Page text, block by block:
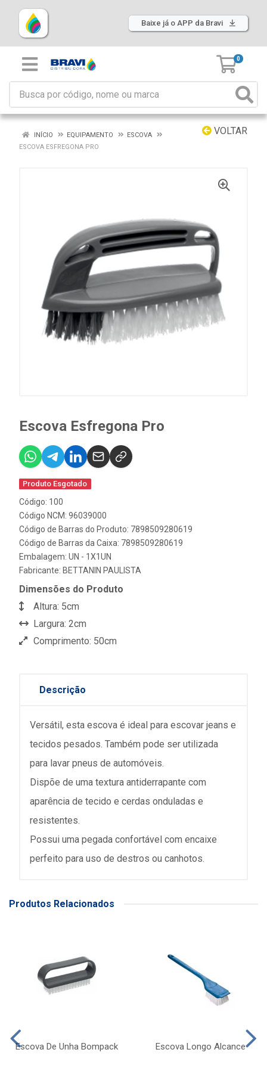
Baixe já o APP da Bravi
0
VOLTAR
INÍCIO EQUIPAMENTO
ESCOVA
ESCOVA ESFREGONA PRO
Escova Esfregona Pro
Produto Esgotado
Código: 100
Código NCM: 96039000
Código de Barras do Produto: 7898509280619
Código de Barras da Caixa: 7898509280619
Embalagem: UN - 1X1UN
Fabricante: BETTANIN PAULISTA
Dimensões do Produto
Altura: 5cm
Largura: 2cm
Comprimento: 50cm
Descrição
Versátil, esta escova é ideal para escovar jeans e
tecidos pesados. Também pode ser utilizada
para lavar pneus de automóveis.
Dispõe de uma textura antiderrapante com
aparência de tecido e cerdas onduladas e
resistentes.
Possui uma pegada confortável com encaixe
perfeito para uso de destros ou canhotos.
Produtos Relacionados
Escova De Unha Bompack Escova Longo Alcance